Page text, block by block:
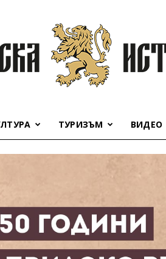
история
ТУРИЗЪМ ВИДЕО